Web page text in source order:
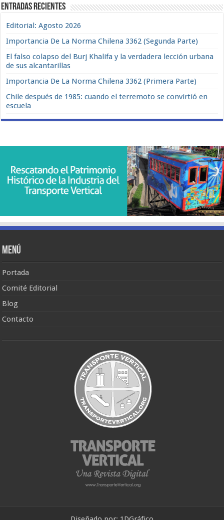
Entradas recientes
Editorial: Agosto 2026
Importancia De La Norma Chilena 3362 (Segunda Parte)
El falso colapso del Burj Khalifa y la verdadera lección urbana
de sus alcantarillas
Importancia De La Norma Chilena 3362 (Primera Parte)
Chile después de 1985: cuando el terremoto se convirtió en
escuela
Menú
Portada
Comité Editorial
Blog
Contacto